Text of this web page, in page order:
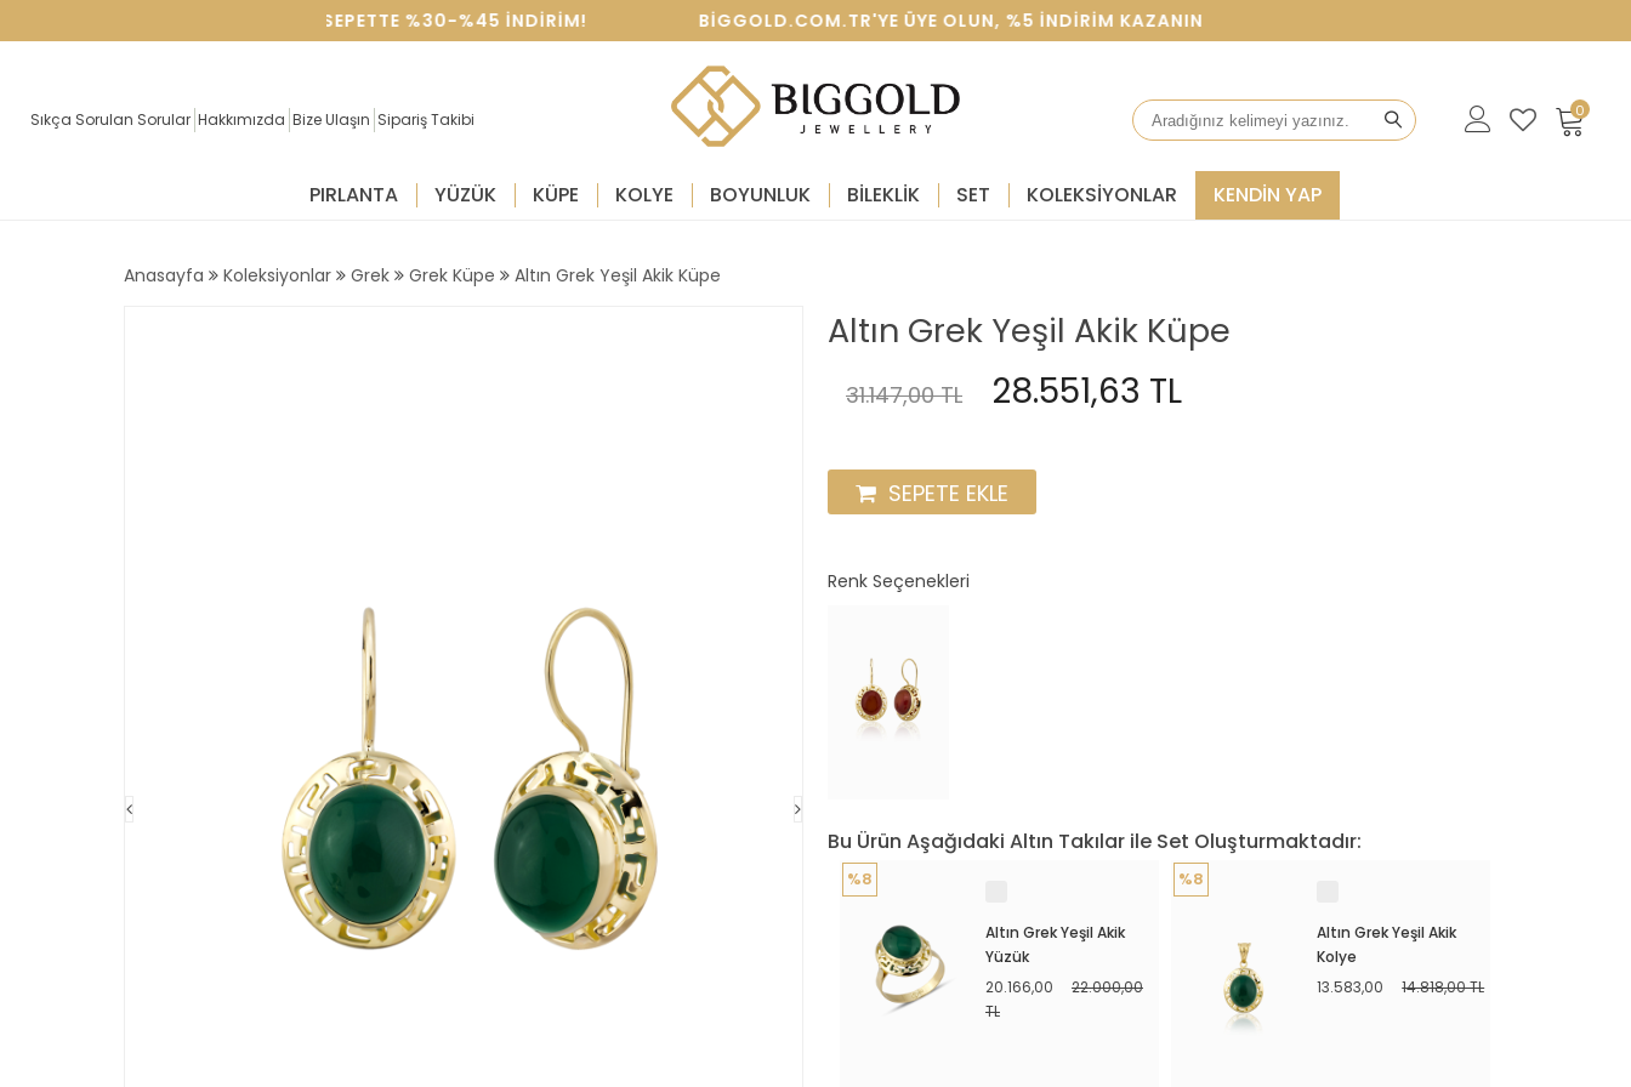
SEVGILILER GÜNÜNE ÖZEL SEPETTE %30-%45 INDIRIM! BIGGOLD.COM.TR'YE ÜYE OLUN, %5 INDIRIM KAZANIN
Sıkça Sorulan Sorular Hakkımızda Bize Ulaşın Sipariş Takibi 0
PIRLANTA YÜZÜK KÜPE KOLYE BOYUNLUK BİLEKLİK SET KOLEKSIYONLAR KENDİN YAP
Anasayfa Koleksiyonlar Grek Grek Küpe Altın Grek Yeşil Akik Küpe
Altın Grek Yeşil Akik Küpe
31.147,00 TL 28.551,63 TL
SEPETE EKLE
Renk Seçenekleri
Bu Ürün Aşağıdaki Altın Takılar ile Set Oluşturmaktadır:
Altın Grek Yeşil Akik
Yüzük
20.166,00
22.000,00
TL
%8
Altın Grek Yeşil Akik
Kolye
13.583,00
14.818,00 TL
%8